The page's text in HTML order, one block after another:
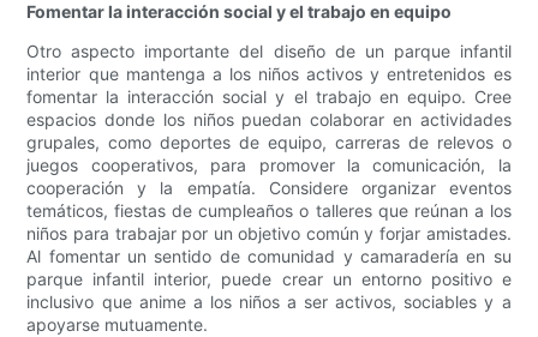
Fomentar la interacción social y el trabajo en equipo
Otro aspecto importante del diseño de un parque infantil
interior que mantenga a los niños activos y entretenidos es
fomentar la interacción social y el trabajo en equipo. Cree
espacios donde los niños puedan colaborar en actividades
grupales, como deportes de equipo, carreras de relevos o
juegos cooperativos, para promover la comunicación, la
cooperación y la empatía. Considere organizar eventos
temáticos, fiestas de cumpleaños o talleres que reúnan a los
niños para trabajar por un objetivo común y forjar amistades.
Al fomentar un sentido de comunidad y camaradería en su
parque infantil interior, puede crear un entorno positivo e
inclusivo que anime a los niños a ser activos, sociables y a
apoyarse mutuamente.